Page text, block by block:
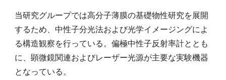
当研究グループでは高分子薄膜の基礎物性研究を展開
するため、中性子分光法および光学イメージングによ
る構造観察を行っている。偏極中性子反射率計ととも
に、顕微鏡関連およびレーザー光源が主要な実験機器
となっている。